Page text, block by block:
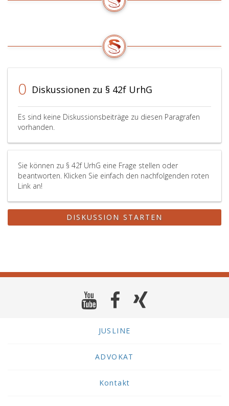
0 Diskussionen zu § 42f UrhG
Es sind keine Diskussionsbeiträge zu diesen Paragrafen
vorhanden.
Sie können zu § 42f UrhG eine Frage stellen oder
beantworten. Klicken Sie einfach den nachfolgenden roten
Link an!
DISKUSSION STARTEN
JUSLINE
ADVOKAT
Kontakt